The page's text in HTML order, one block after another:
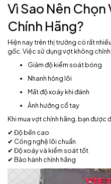
Vì Sao Nên
Chính Hãng?
Hiện nay trên thị trường có rất
gốc. Việc sử dụng vợt không
Giảm độ kiểm soát bóng
Nhanh hỏng lõi
Mất độ xoáy khi đánh
Ảnh hưởng cổ tay
Khi mua vợt chính hãng, bạn được
✔ Độ bền cao
✔ Công nghệ lõi chuẩn
✔ Độ xoáy và kiểm soát tốt
✔ Bảo hành chính hãng